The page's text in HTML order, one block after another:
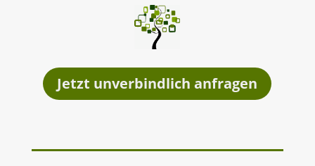
Jetzt unverbindlich anfragen